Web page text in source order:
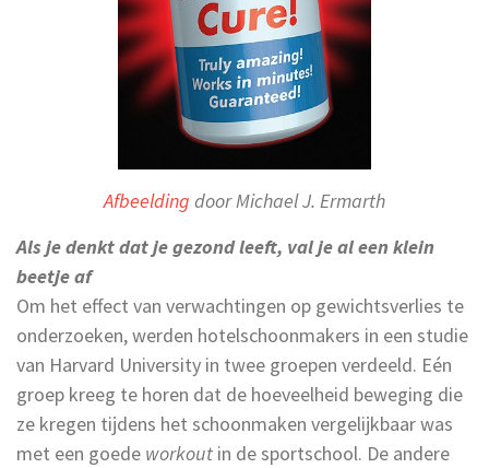
Afbeelding door Michael J. Ermarth
Als je denkt dat je gezond leeft, val je al een klein
beetje af
Om het effect van verwachtingen op gewichtsverlies te
onderzoeken, werden hotelschoonmakers in een studie
van Harvard University in twee groepen verdeeld. Eén
groep kreeg te horen dat de hoeveelheid beweging die
ze kregen tijdens het schoonmaken vergelijkbaar was
met een goede workout in de sportschool. De andere